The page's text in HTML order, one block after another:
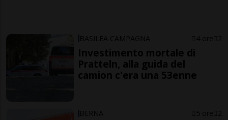
BASILEA CAMPAGNA 4 ore 2
Investimento mortale di
Pratteln, alla guida del
camion c'era una 53enne
BERNA 5 ore 2